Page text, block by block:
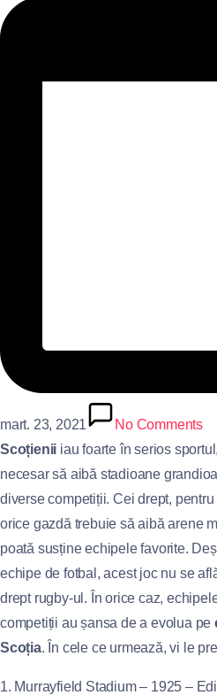
mart. 23, 2021
No Comments
Scoțienii iau foarte în serios
necesar să aibă stadioane
diverse competiții. Cei drept,
orice gazdă trebuie să aibă arene
poată susține echipele favorite.
echipe de fotbal, acest joc nu se
drept rugby-ul. În orice caz,
competiții au șansa de a evolua pe
Scoția. În cele ce urmează, vi le
1. Murrayfield Stadium – 1925 –